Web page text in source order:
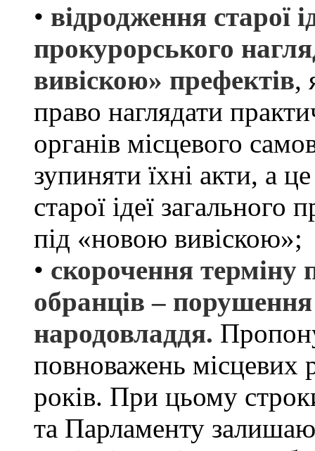
• відродження старої
прокурорського
вивіскою» префектів,
право наглядати
органів місцевого
зупиняти їхні акти, а
старої ідеї загального
під «новою вивіскою»;
• скорочення терміну
обранців –
народовладдя.
повноважень місцевих
років. При цьому
та Парламенту